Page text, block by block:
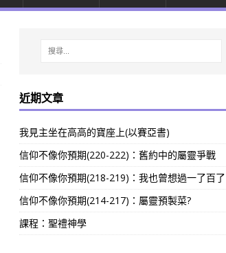
近期文章
我見主坐在高高的寶座上(以賽亞書)
信仰不像你預期(220-222)：舊約中的屬靈爭戰
信仰不像你預期(218-219)：我也曾想過一了百了
信仰不像你預期(214-217)：屬靈預製菜?
課程：聖禮神學